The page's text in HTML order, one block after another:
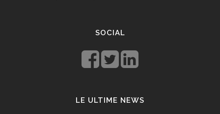
Rolex replicasono un’ottima opzione che
SOCIAL
LE ULTIME NEWS